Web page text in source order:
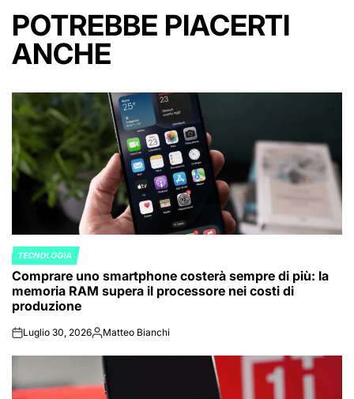
POTREBBE PIACERTI
ANCHE
POSTED
IN
TECNOLOGIA
Comprare uno smartphone costerà sempre di più: la
memoria RAM supera il processore nei costi di
produzione
onLuglio 30, 2026Posted
Matteo Bianchi